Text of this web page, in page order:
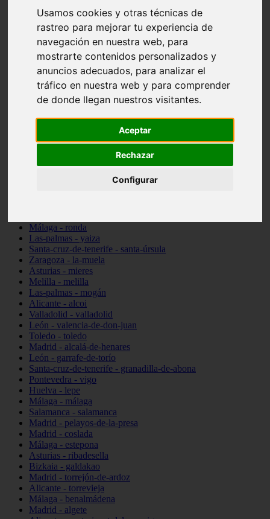
Usamos cookies y otras técnicas de
rastreo para mejorar tu experiencia de
navegación en nuestra web, para
mostrarte contenidos personalizados y
anuncios adecuados, para analizar el
tráfico en nuestra web y para comprender
de donde llegan nuestros visitantes.
Aceptar
Rechazar
Configurar
Madrid - madrid
Asturias - oviedo
Cádiz - el-puerto-de-santa-maría
Asturias - aller
álava - vitoria-gasteiz
Málaga - marbella
Zaragoza - zaragoza
Barcelona - barcelona
Valencia - valencia
Toledo - seseña
Cantabria - val-de-san-vicente
Málaga - ronda
Las-palmas - yaiza
Santa-cruz-de-tenerife - santa-úrsula
Zaragoza - la-muela
Asturias - mieres
Melilla - melilla
Las-palmas - mogán
Alicante - alcoi
Valladolid - valladolid
León - valencia-de-don-juan
Toledo - toledo
Madrid - alcalá-de-henares
León - garrafe-de-torío
Santa-cruz-de-tenerife - granadilla-de-abona
Pontevedra - vigo
Huelva - lepe
Málaga - málaga
Salamanca - salamanca
Madrid - pelayos-de-la-presa
Madrid - coslada
Málaga - estepona
Asturias - ribadesella
Bizkaia - galdakao
Madrid - torrejón-de-ardoz
Alicante - torrevieja
Málaga - benalmádena
Madrid - algete